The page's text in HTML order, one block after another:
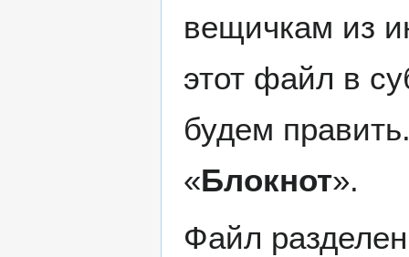
вещичкам из
этот файл в
будем
«Блокнот».
Файл